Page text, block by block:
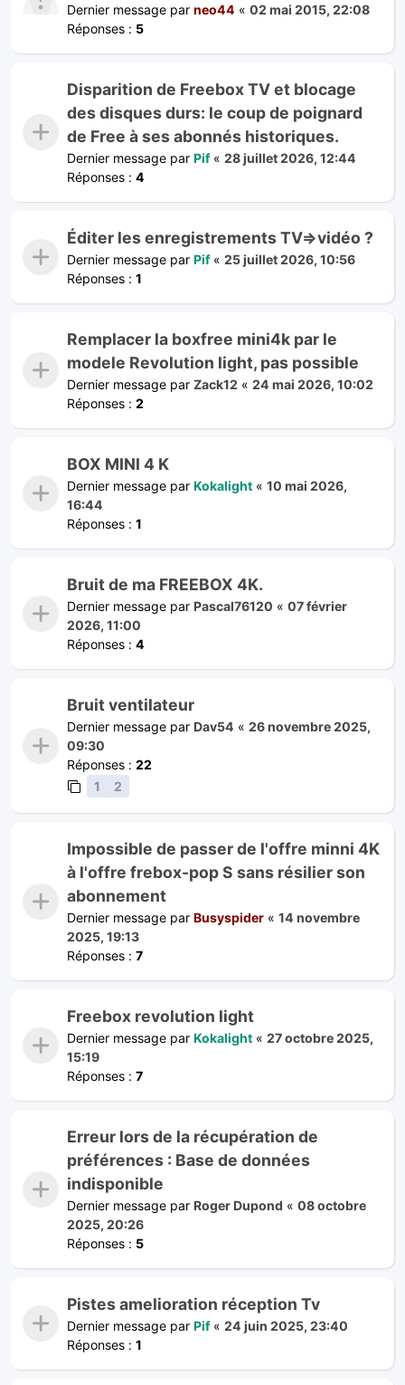
Dernier message par neo44 « 02 mai 2015, 22:08
Réponses : 5
Disparition de Freebox TV et blocage
des disques durs: le coup de poignard
de Free à ses abonnés historiques.
Dernier message par Pif« 28 juillet 2026, 12:44
Réponses : 4
Éditer les enregistrements TV=>vidéo ?
Dernier message par Pif« 25 juillet 2026, 10:56
Réponses : 1
Remplacer la boxfree mini4k par le
modele Revolution light, pas possible
Dernier message par Zack12 « 24 mai 2026, 10:02
Réponses : 2
BOX MINI 4 K
Dernier message par Kokalight « 10 mai 2026,
16:44
Réponses : 1
Bruit de ma FREEBOX 4K.
Dernier message par Pascal76120 « 07 février
2026, 11:00
Réponses : 4
Bruit ventilateur
Dernier message par Dav54 « 26 novembre 2025,
09:30
Réponses : 22
1
2
Impossible de passer de l'offre minni 4K
à l'offre frebox-pop S sans résilier son
abonnement
Dernier message par Busyspider « 14 novembre
2025, 19:13
Réponses : 7
Freebox revolution light
Dernier message par Kokalight « 27 octobre 2025,
15:19
Réponses : 7
Erreur lors de la récupération de
préférences : Base de données
indisponible
Dernier message par Roger Dupond « 08 octobre
2025, 20:26
Réponses : 5
Pistes amelioration réception Tv
Dernier message par Pif« 24 juin 2025, 23:40
Réponses : 1